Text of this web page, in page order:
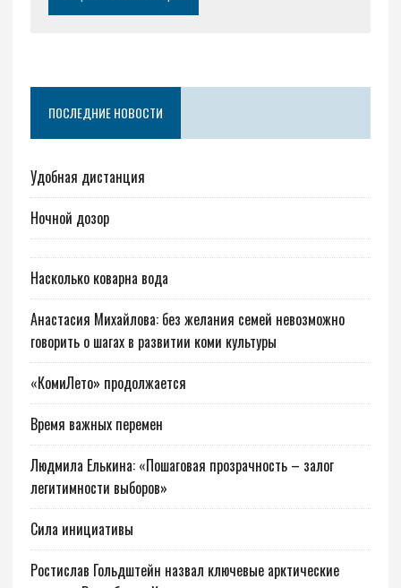
ПОСЛЕДНИЕ НОВОСТИ
Удобная дистанция
Ночной дозор
Насколько коварна вода
Анастасия Михайлова: без желания семей невозможно
говорить о шагах в развитии коми культуры
«КомиЛето» продолжается
Время важных перемен
Людмила Елькина: «Пошаговая прозрачность – залог
легитимности выборов»
Сила инициативы
Ростислав Гольдштейн назвал ключевые арктические